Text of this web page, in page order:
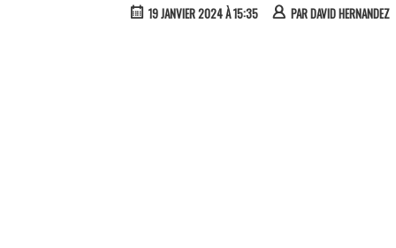
19 JANVIER 2024 À 15:35 PARDAVID HERNANDEZ